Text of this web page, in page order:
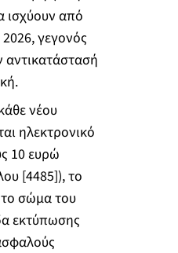
ισχύουν από
γεγονός
αντικατάστασή
νέου
ηλεκτρονικό
10 ευρώ
[4485]), το
σώμα του
εκτύπωσης